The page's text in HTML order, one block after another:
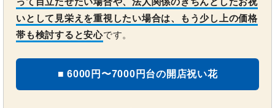
いとして見栄えを重視したい場合は、もう少し上の価格
帯も検討すると安心です。
■ 6000円〜7000円台の開店祝い花